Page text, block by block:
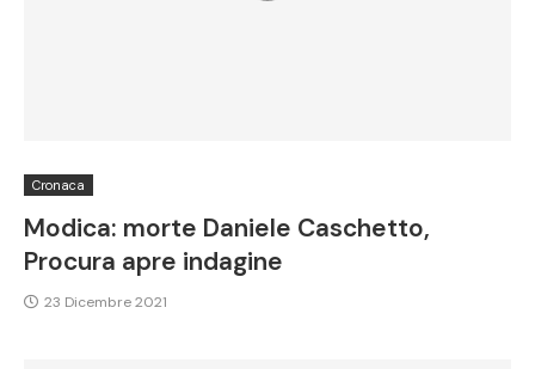
Cronaca
Modica: morte Daniele Caschetto,
Procura apre indagine
23 Dicembre 2021